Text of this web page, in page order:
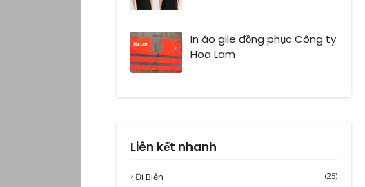
In áo gile đồng phục Công ty
Hoa Lam
Liên kết nhanh
Đi Biển (25)